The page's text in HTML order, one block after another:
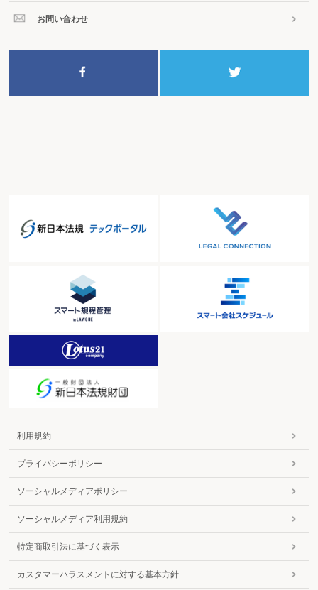
お問い合わせ
利用規約
プライバシーポリシー
ソーシャルメディアポリシー
ソーシャルメディア利用規約
特定商取引法に基づく表示
カスタマーハラスメントに対する基本方針